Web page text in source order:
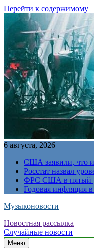
Перейти к содержимому
6 августа, 2026
США заявили, что
Росстат назвал
ФРС США в пятый
Годовая инфляция
Музыконовости
Новостная рассылка
Случайные новости
Меню